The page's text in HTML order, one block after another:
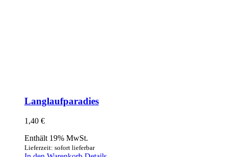
Langlaufparadies
1,40 €
Enthält 19% MwSt.
Lieferzeit: sofort lieferbar